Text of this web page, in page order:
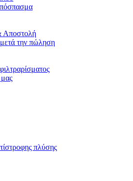
Αποστολή
την πώληση
πλύσης